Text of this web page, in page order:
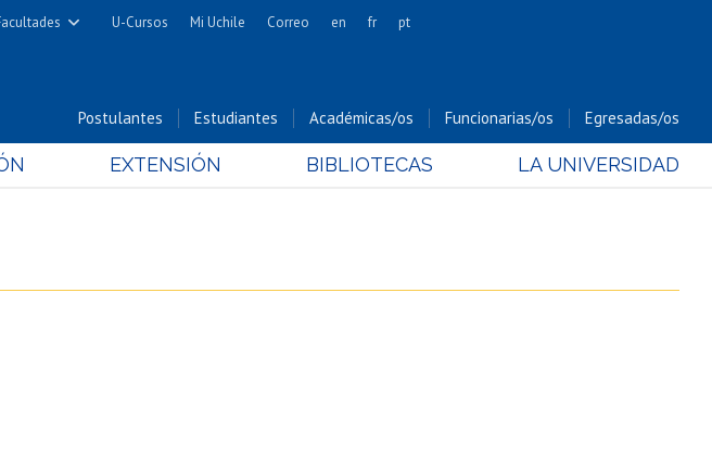
Cs. Físicas y Matemáticas
Cs. Forestales y Conservación
Cs. Químicas y Farmacéuticas
Cs. Sociales
U-Cursos Mi Uchile Correo en fr pt
Postulantes Estudiantes Académicas/os Funcionarias/os Egresadas/os
EXTENSIÓN BIBLIOTECAS LA UNIVERSIDAD